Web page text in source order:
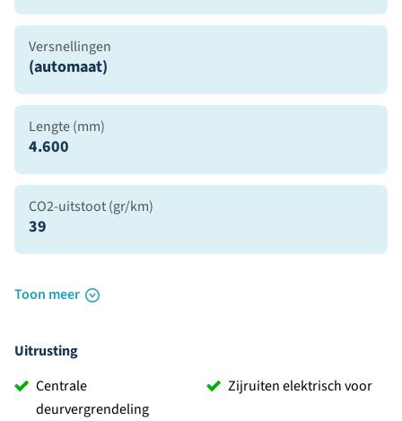
Versnellingen
(automaat)
Lengte (mm)
4.600
CO2-uitstoot (gr/km)
39
Toon meer
Uitrusting
Centrale
deurvergrendeling
Zijruiten elektrisch voor